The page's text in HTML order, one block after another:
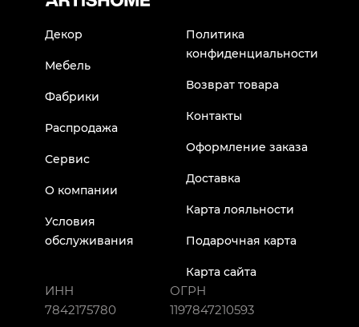
Декор
Мебель
Фабрики
Распродажа
Сервис
О компании
Условия
обслуживания
Политика
конфиденциальности
Возврат товара
Контакты
Оформление заказа
Доставка
Карта лояльности
Подарочная карта
Карта сайта
ИНН
7842175780
ОГРН
1197847210593